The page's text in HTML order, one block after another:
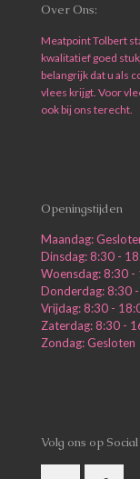
Over Ons:
Meatpoint Tolbert
kwalitatief goed
belangrijk dat u als
vlees krijgt. Voor
ook bij ons terecht.
Openingstijden
Maandag:
Dinsdag: 8:30 -
Woensdag: 8:30 -
Donderdag: 8:30
Vrijdag: 8:30 -
Zaterdag: 8:30 -
Zondag: Gesloten
Volg ons op